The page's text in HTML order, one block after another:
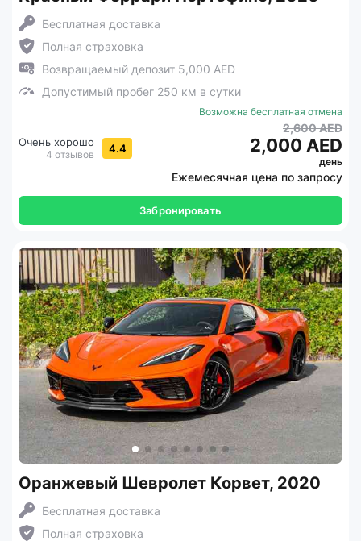
Бесплатная доставка
Полная страховка
Возвращаемый депозит 5,000 AED
Допустимый пробег 250 км в сутки
Очень хорошо
4 отзывов 4.4
Возможна бесплатная отмена
2,600 AED
2,000 AED
день
Ежемесячная цена по запросу
Забронировать
Оранжевый Шевролет Корвет, 2020
Бесплатная доставка
Полная страховка